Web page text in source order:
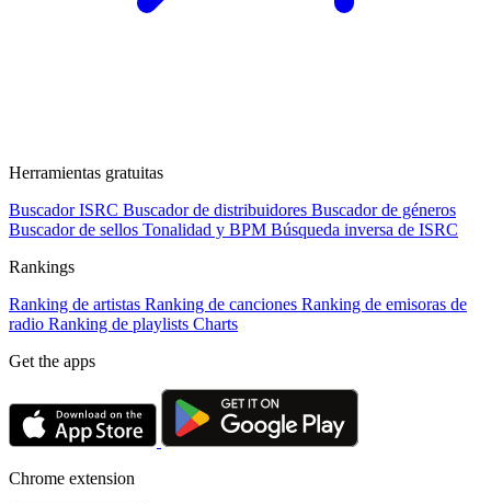
Herramientas gratuitas
Buscador ISRC Buscador de distribuidores Buscador de géneros
Buscador de sellos Tonalidad y BPM Búsqueda inversa de ISRC
Rankings
Ranking de artistas Ranking de canciones Ranking de emisoras de
radio Ranking de playlists Charts
Get the apps
Chrome extension